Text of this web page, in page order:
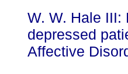
W. W. Hale III:
depressed
Affective